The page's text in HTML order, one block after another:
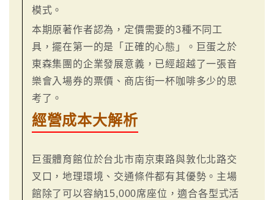
模式。
本期原著作者認為，定價需要的3種不同工
具，擺在第一的是「正確的心態」。巨蛋之於
東森集團的企業發展意義，已經超越了一張音
樂會入場券的票價、商店街一杯咖啡多少的思
考了。
經營成本大解析
巨蛋體育館位於台北市南京東路與敦化北路交
叉口，地理環境、交通條件都有其優勢。主場
館除了可以容納15,000席座位，適合各型式活